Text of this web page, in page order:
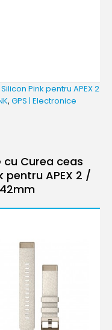
Pink pentru APEX 2
, GPS | Electronice
Curea ceas
pentru APEX 2 /